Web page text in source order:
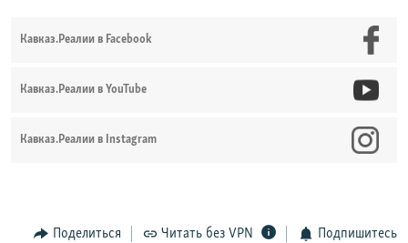
Кавказ.Реалии в Facebook
Кавказ.Реалии в YouTube
Кавказ.Реалии в Instagram
Поделиться Читать без VPN Подпишитесь